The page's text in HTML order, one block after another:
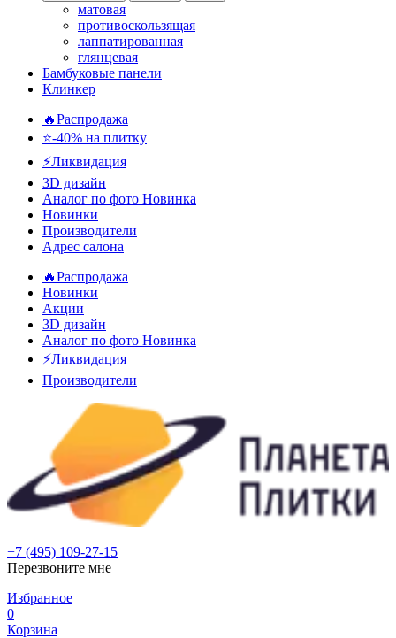
матовая
противоскользящая
лаппатированная
глянцевая
Бамбуковые панели
Клинкер
🔥Распродажа
⭐-40% на плитку
⚡️Ликвидация
3D дизайн
Аналог по фото Новинка
Новинки
Производители
Адрес салона
🔥Распродажа
Новинки
Акции
3D дизайн
Аналог по фото Новинка
⚡Ликвидация
Производители
+7 (495) 109-27-15
Перезвоните мне
Избранное
0
Корзина